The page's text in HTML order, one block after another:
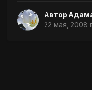
Автор
22 мая, 2008